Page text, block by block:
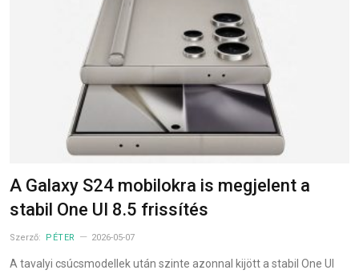
A Galaxy S24 mobilokra is megjelent a
stabil One UI 8.5 frissítés
Szerző: PÉTER 2026-05-07
A tavalyi csúcsmodellek után szinte azonnal kijött a stabil One UI